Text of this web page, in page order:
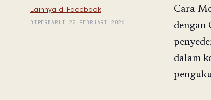
Lainnya di Facebook
DIPERBARUI 22 FEBRUARI 2026
Cara
dengan
dalam